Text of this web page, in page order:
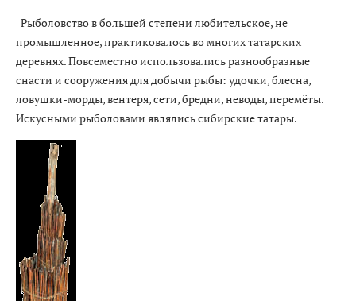
Рыболовство в большей степени любительское, не
промышленное, практиковалось во многих татарских
деревнях. Повсеместно использовались разнообразные
снасти и сооружения для добычи рыбы: удочки, блесна,
ловушки-морды, вентеря, сети, бредни, неводы, перемёты.
Искусными рыболовами являлись сибирские татары.